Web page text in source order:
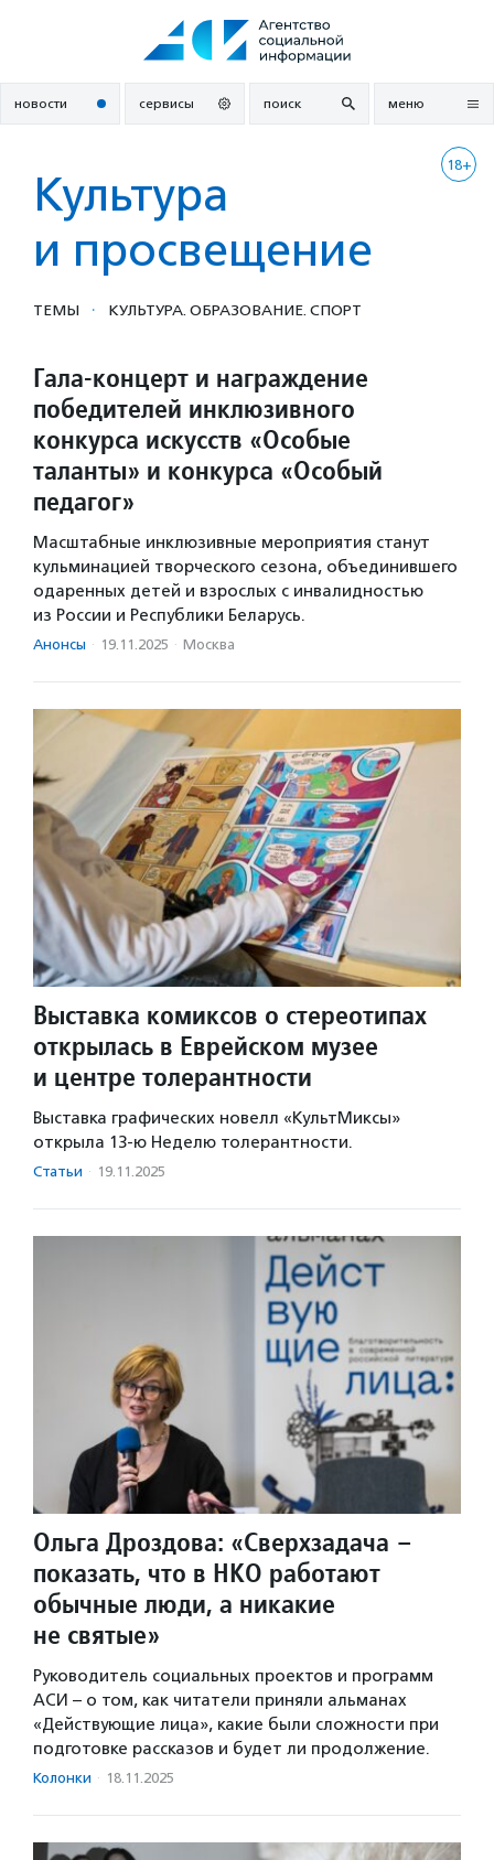
новости сервисы поиск меню
18+
Культура
и просвещение
ТЕМЫ · КУЛЬТУРА. ОБРАЗОВАНИЕ. СПОРТ
Гала-концерт и награждение
победителей инклюзивного
конкурса искусств «Особые
таланты» и конкурса «Особый
педагог»
Масштабные инклюзивные мероприятия станут
кульминацией творческого сезона, объединившего
одаренных детей и взрослых с инвалидностью
из России и Республики Беларусь.
Анонсы · 19.11.2025 · Москва
Выставка комиксов о стереотипах
открылась в Еврейском музее
и центре толерантности
Выставка графических новелл «КультМиксы»
открыла 13-ю Неделю толерантности.
Статьи · 19.11.2025
Ольга Дроздова: «Сверхзадача –
показать, что в НКО работают
обычные люди, а никакие
не святые»
Руководитель социальных проектов и программ
АСИ – о том, как читатели приняли альманах
«Действующие лица», какие были сложности при
подготовке рассказов и будет ли продолжение.
Колонки · 18.11.2025